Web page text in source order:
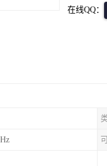
在线QQ：